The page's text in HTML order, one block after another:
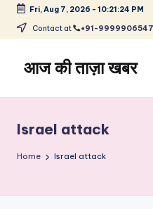
Skip
content
Fri, Aug 7, 2026 - 10:21:24 PM
Contact at +91-9999906547
आज की ताज़ा खबर
समाचार
–
Israel attack
Home Israel attack